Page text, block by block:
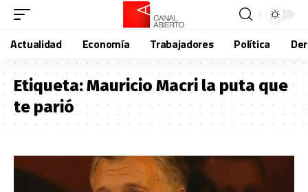
Actualidad Economía Trabajadores Política
Etiqueta:Mauricio Macri la puta que
te parió